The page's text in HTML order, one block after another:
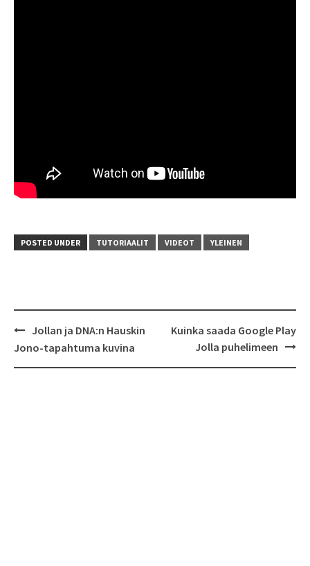
POSTED UNDER TUTORIAALIT VIDEOT YLEINEN
Post
navigation
Jollan ja DNA:n Hauskin
Jono-tapahtuma kuvina
Kuinka saada Google Play
Jolla puhelimeen